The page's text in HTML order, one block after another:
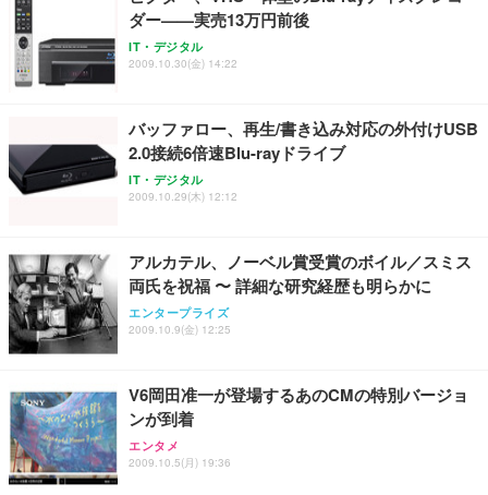
ダー——実売13万円前後
IT・デジタル
2009.10.30(金) 14:22
バッファロー、再生/書き込み対応の外付けUSB
2.0接続6倍速Blu-rayドライブ
IT・デジタル
2009.10.29(木) 12:12
アルカテル、ノーベル賞受賞のボイル／スミス
両氏を祝福 〜 詳細な研究経歴も明らかに
エンタープライズ
2009.10.9(金) 12:25
V6岡田准一が登場するあのCMの特別バージョ
ンが到着
エンタメ
2009.10.5(月) 19:36